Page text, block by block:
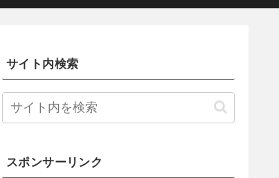
サイト内検索
スポンサーリンク